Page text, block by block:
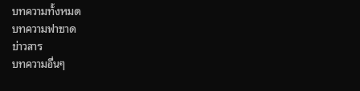
บทความทั้งหมด
บทความฟาซาด
ข่าวสาร
บทความอื่นๆ